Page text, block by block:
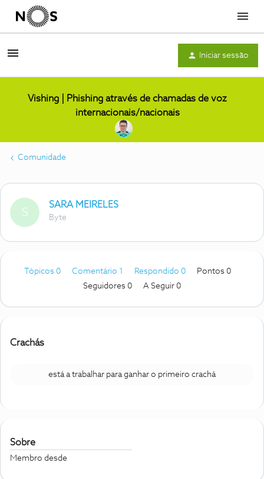
Menu
Iniciar sessão
Vishing | Phishing através de chamadas de voz
internacionais/nacionais
Comunidade
S
SARA MEIRELES
Byte
Tópicos 0 Comentário 1 Respondido 0
Pontos 0
Seguidores 0 A Seguir 0
Crachás
está a trabalhar para ganhar o primeiro crachá
Sobre
Membro desde